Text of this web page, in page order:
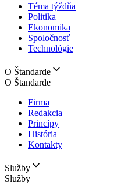
Téma týždňa
Politika
Ekonomika
Spoločnosť
Technológie
O Štandarde
O Štandarde
Firma
Redakcia
Princípy
História
Kontakty
Služby
Služby